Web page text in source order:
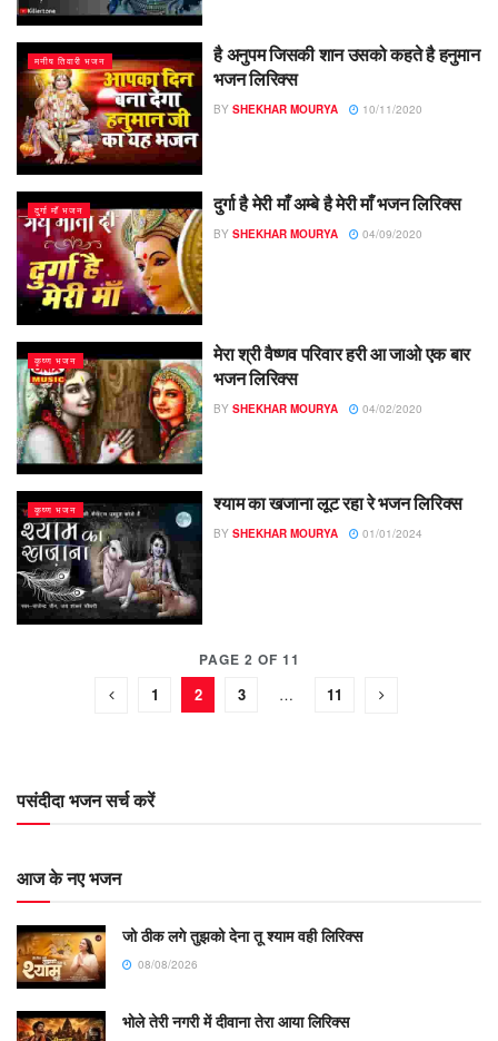
मनीष तिवारी भजन
है अनुपम जिसकी शान उसको कहते है हनुमान
भजन लिरिक्स
BY SHEKHAR MOURYA 10/11/2020
दुर्गा माँ भजन दुर्गा है मेरी माँ अम्बे है मेरी माँ भजन लिरिक्स
BY SHEKHAR MOURYA 04/09/2020
कृष्ण भजन
मेरा श्री वैष्णव परिवार हरी आ जाओ एक बार
भजन लिरिक्स
BY SHEKHAR MOURYA 04/02/2020
कृष्ण भजन श्याम का खजाना लूट रहा रे भजन लिरिक्स
BY SHEKHAR MOURYA 01/01/2024
PAGE 2 OF 11
1 2 3 … 11
पसंदीदा भजन सर्च करें
आज के नए भजन
जो ठीक लगे तुझको देना तू श्याम वही लिरिक्स
08/08/2026
भोले तेरी नगरी में दीवाना तेरा आया लिरिक्स